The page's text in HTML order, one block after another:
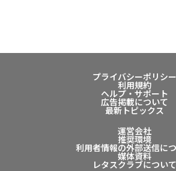
プライバシーポリシー
利用規約
ヘルプ・サポート
広告掲載について
最新トピックス
運営会社
推奨環境
利用者情報の外部送信に
媒体資料
レタスクラブについて